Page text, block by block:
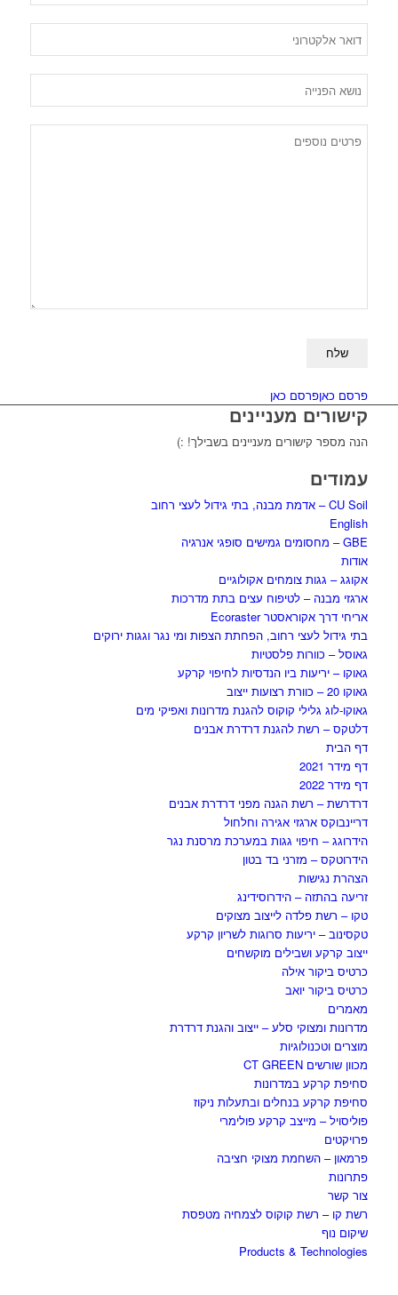
leave
field
empty.
פרסם כאןפרסם כאן
קישורים מעניינים
הנה מספר קישורים מעניינים בשבילך! :)
עמודים
CU Soil – אדמת מבנה, בתי גידול לעצי רחוב
English
GBE – מחסומים גמישים סופגי אנרגיה
אודות
אקוגג – גגות צומחים אקולוגיים
ארגזי מבנה – לטיפוח עצים בתת מדרכות
אריחי דרך אקוראסטר Ecoraster
בתי גידול לעצי רחוב, הפחתת הצפות ומי נגר וגגות ירוקים
גאוסל – כוורות פלסטיות
גאוקו – יריעות ביו הנדסיות לחיפוי קרקע
גאוקו 20 – כוורת רצועות ייצוב
גאוקו-לוג גלילי קוקוס להגנת מדרונות ואפיקי מים
דלטקס – רשת להגנת דרדרת אבנים
דף הבית
דף מידר 2021
דף מידר 2022
דרדרשת – רשת הגנה מפני דרדרת אבנים
דריינבוקס ארגזי אגירה וחלחול
הידרוגג – חיפוי גגות במערכת מרסנת נגר
הידרוטקס – מזרני בד בטון
הצהרת נגישות
זריעה בהתזה – הידרוסידינג
טקו – רשת פלדה לייצוב מצוקים
טקסינוב – יריעות סרוגות לשריון קרקע
ייצוב קרקע ושבילים מוקשחים
כרטיס ביקור אילה
כרטיס ביקור יואב
מאמרים
מדרונות ומצוקי סלע – ייצוב והגנת דרדרת
מוצרים וטכנולוגיות
מכוון שורשים CT GREEN
סחיפת קרקע במדרונות
סחיפת קרקע בנחלים ובתעלות ניקוז
פוליסויל – מייצב קרקע פולימרי
פרויקטים
פרמאון – השחמת מצוקי חציבה
פתרונות
צור קשר
רשת קו – רשת קוקוס לצמחיה מטפסת
שיקום נוף
Products & Technologies